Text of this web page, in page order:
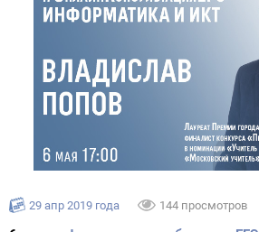
29 апр 2019 года 144 просмотров